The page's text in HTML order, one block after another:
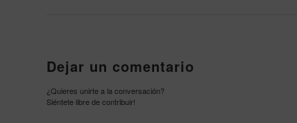
Dejar un comentario
¿Quieres unirte a la conversación?
Siéntete libre de contribuir!